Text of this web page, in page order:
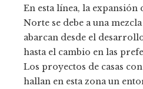
En esta línea, la expansión
Norte se debe a una
abarcan desde el
hasta el cambio en las
Los proyectos de casas
hallan en esta zona un